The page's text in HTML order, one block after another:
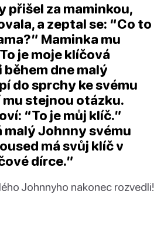
přišel za maminkou,
a zeptal se: “Co to
Maminka mu
je moje klíčová
během dne malý
do sprchy ke svému
stejnou otázku.
“To je můj klíč.”
malý Johnny svému
má svůj klíč v
dírce.”
Johnnyho nakonec rozvedli!